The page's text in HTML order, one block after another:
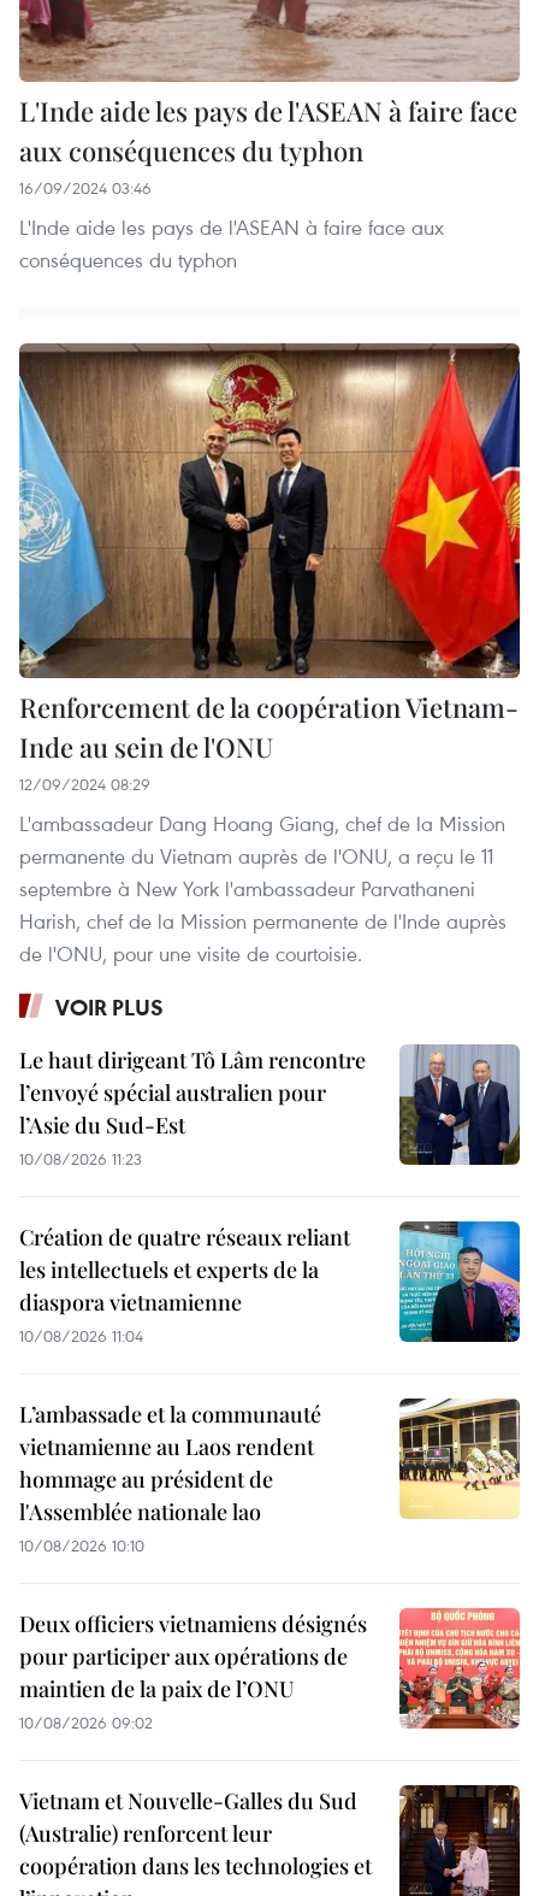
L'Inde aide les pays de l'ASEAN à faire face
aux conséquences du typhon
16/09/2024 03:46
L'Inde aide les pays de l'ASEAN à faire face aux
conséquences du typhon
Renforcement de la coopération Vietnam-
Inde au sein de l'ONU
12/09/2024 08:29
L'ambassadeur Dang Hoang Giang, chef de la Mission
permanente du Vietnam auprès de l'ONU, a reçu le 11
septembre à New York l'ambassadeur Parvathaneni
Harish, chef de la Mission permanente de l'Inde auprès
de l'ONU, pour une visite de courtoisie.
VOIR PLUS
Le haut dirigeant Tô Lâm rencontre
l’envoyé spécial australien pour
l’Asie du Sud-Est
10/08/2026 11:23
Création de quatre réseaux reliant
les intellectuels et experts de la
diaspora vietnamienne
10/08/2026 11:04
L’ambassade et la communauté
vietnamienne au Laos rendent
hommage au président de
l'Assemblée nationale lao
10/08/2026 10:10
Deux officiers vietnamiens désignés
pour participer aux opérations de
maintien de la paix de l’ONU
10/08/2026 09:02
Vietnam et Nouvelle-Galles du Sud
(Australie) renforcent leur
coopération dans les technologies et